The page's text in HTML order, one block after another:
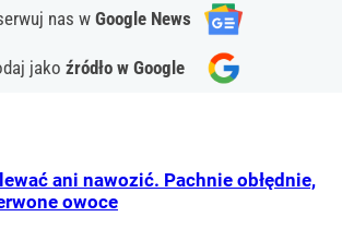
nas w Google News
jako źródło w Google
ani nawozić. Pachnie obłędnie,
owoce